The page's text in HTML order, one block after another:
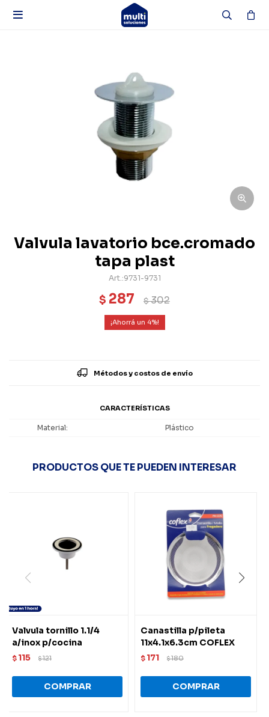

Valvula lavatorio bce.cromado
tapa plast
9731-9731
$ 287 $302
4
Métodos y costos de envío
CARACTERÍSTICAS
Material Plástico
PRODUCTOS QUE TE PUEDEN INTERESAR
Valvula tornillo 1.1/4
a/inox p/cocina
$ 115 $121
Canastilla p/pileta
11x4.1x6.3cm COFLEX
$ 171 $180